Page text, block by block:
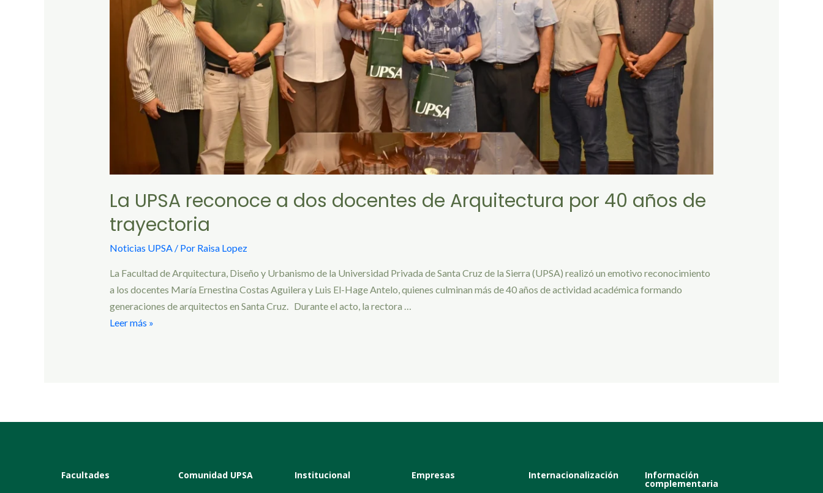
La UPSA reconoce a dos docentes de Arquitectura por 40 años de
trayectoria
Noticias UPSA/ Por Raisa Lopez
La Facultad de Arquitectura, Diseño y Urbanismo de la Universidad Privada de Santa Cruz de la Sierra (UPSA) realizó un emotivo reconocimiento
a los docentes María Ernestina Costas Aguilera y Luis El-Hage Antelo, quienes culminan más de 40 años de actividad académica formando
generaciones de arquitectos en Santa Cruz. Durante el acto, la rectora …
Leer más »
Facultades Comunidad UPSA Institucional Empresas Internacionalización Información
complementaria